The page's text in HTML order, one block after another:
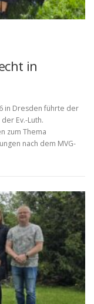
in
in Dresden führte der
Ev.-Luth.
zum Thema
nach dem MVG-